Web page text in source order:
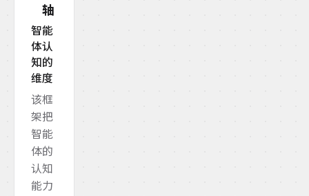
轴
智能
体认
知的
维度
该框
架把
智能
体的
认知
能力